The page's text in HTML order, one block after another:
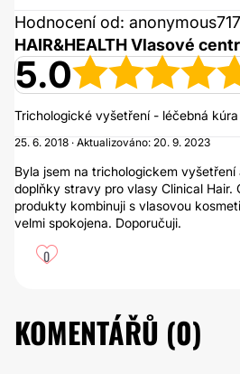
Hodnocení od:
HAIR&HEALTH Vlasové
5.0
Trichologické vyšetření - léčebná
25. 6. 2018 · Aktualizováno: 20. 9. 2023
Byla jsem na trichologickem
doplňky stravy pro vlasy Clinical Hair.
produkty kombinuji s vlasovou
velmi spokojena. Doporučuji.
0
KOMENTÁŘŮ (0)